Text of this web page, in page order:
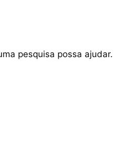
pesquisa possa ajudar.